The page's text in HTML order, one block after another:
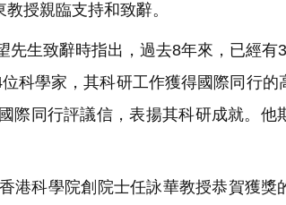
授親臨支持和致辭。
生致辭時指出，過去8年來，已經有
科學家，其科研工作獲得國際同行的
際同行評議信，表揚其科研成就。他
科學院創院士任詠華教授恭賀獲獎